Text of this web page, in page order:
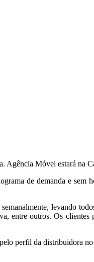
Agência Móvel estará na
de demanda e sem
levando
entre outros. Os clientes
perfil da distribuidora